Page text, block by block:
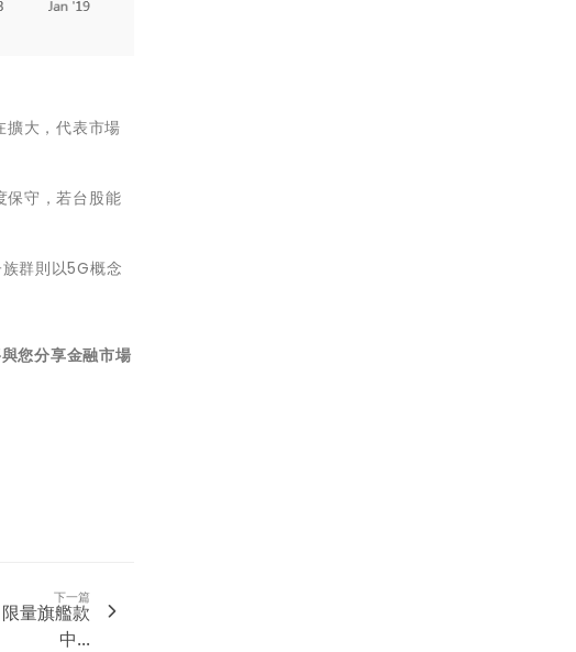
擴大，代表市場
保守，若台股能
群則以5G概念
您分享金融市場
下一篇
量旗艦款
中...